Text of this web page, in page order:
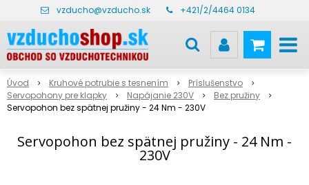
vzducho@vzducho.sk +421/2/4464 0134
Úvod Kruhové potrubie s tesnením
Príslušenstvo
Servopohony pre klapky
Napájanie 230V
Bez pružiny
Servopohon bez spätnej pružiny - 24 Nm - 230V
Servopohon bez spätnej pružiny - 24 Nm -
230V